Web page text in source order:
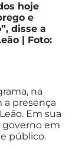
hoje
e
disse a
| Foto:
na
a presença
Em sua
governo em
público.